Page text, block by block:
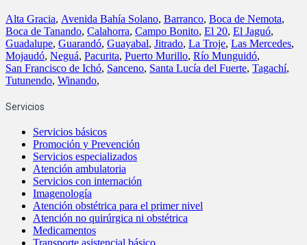
Alta Gracia, Avenida Bahía Solano, Barranco, Boca de Nemota,
Boca de Tanando, Calahorra, Campo Bonito, El 20, El Jaguó,
Guadalupe, Guarandó, Guayabal, Jitrado, La Troje, Las Mercedes,
Mojaudó, Neguá, Pacurita, Puerto Murillo, Río Munguidó,
San Francisco de Ichó, Sanceno, Santa Lucía del Fuerte, Tagachí,
Tutunendo, Winando,
Servicios
Servicios básicos
Promoción y Prevención
Servicios especializados
Atención ambulatoria
Servicios con internación
Imagenología
Atención obstétrica para el primer nivel
Atención no quirúrgica ni obstétrica
Medicamentos